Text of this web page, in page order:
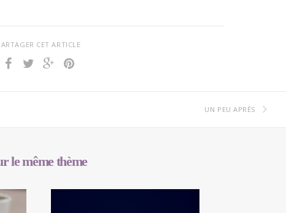
CET ARTICLE
UN PEU APRÈS
le même thème